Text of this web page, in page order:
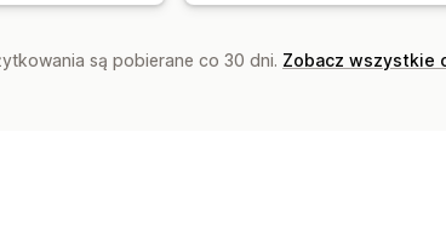
są pobierane co 30 dni. Zobacz wszystkie